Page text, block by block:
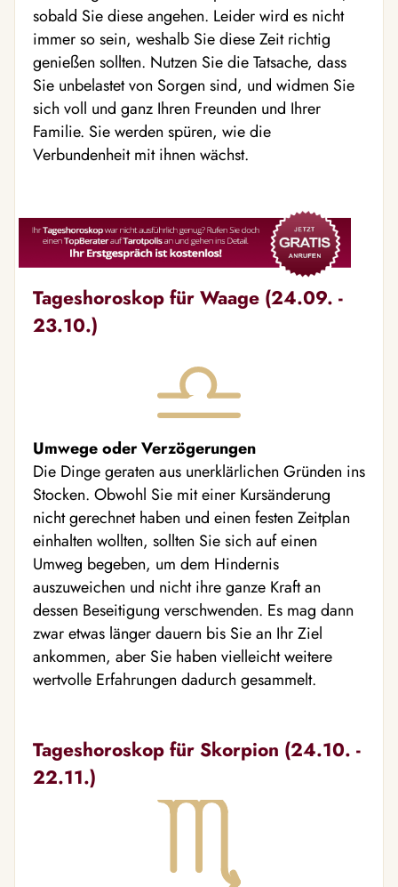
sobald Sie diese angehen. Leider wird es nicht
immer so sein, weshalb Sie diese Zeit richtig
genießen sollten. Nutzen Sie die Tatsache, dass
Sie unbelastet von Sorgen sind, und widmen Sie
sich voll und ganz Ihren Freunden und Ihrer
Familie. Sie werden spüren, wie die
Verbundenheit mit ihnen wächst.
Tageshoroskop für Waage (24.09. -
23.10.)
Umwege oder Verzögerungen
Die Dinge geraten aus unerklärlichen Gründen ins
Stocken. Obwohl Sie mit einer Kursänderung
nicht gerechnet haben und einen festen Zeitplan
einhalten wollten, sollten Sie sich auf einen
Umweg begeben, um dem Hindernis
auszuweichen und nicht ihre ganze Kraft an
dessen Beseitigung verschwenden. Es mag dann
zwar etwas länger dauern bis Sie an Ihr Ziel
ankommen, aber Sie haben vielleicht weitere
wertvolle Erfahrungen dadurch gesammelt.
Tageshoroskop für Skorpion (24.10. -
22.11.)